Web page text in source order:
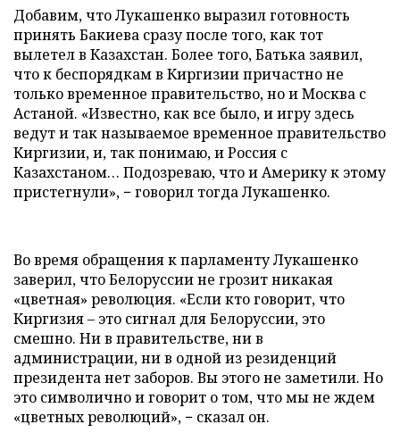
Добавим, что Лукашенко выразил готовность
принять Бакиева сразу после того, как тот
вылетел в Казахстан. Более того, Батька заявил,
что к беспорядкам в Киргизии причастно не
только временное правительство, но и Москва с
Астаной. «Известно, как все было, и игру здесь
ведут и так называемое временное правительство
Киргизии, и, так понимаю, и Россия с
Казахстаном… Подозреваю, что и Америку к этому
пристегнули», − говорил тогда Лукашенко.
Во время обращения к парламенту Лукашенко
заверил, что Белоруссии не грозит никакая
«цветная» революция. «Если кто говорит, что
Киргизия – это сигнал для Белоруссии, это
смешно. Ни в правительстве, ни в
администрации, ни в одной из резиденций
президента нет заборов. Вы этого не заметили. Но
это символично и говорит о том, что мы не ждем
«цветных революций», − сказал он.